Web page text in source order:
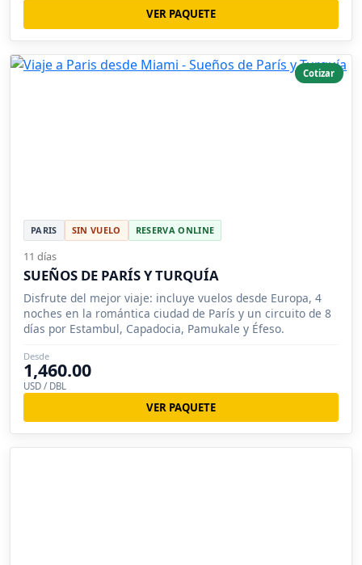
VER PAQUETE
Cotizar
PARIS SIN VUELO RESERVA ONLINE
11 días
SUEÑOS DE PARÍS Y TURQUÍA
Disfrute del mejor viaje: incluye vuelos desde Europa, 4
noches en la romántica ciudad de París y un circuito de 8
días por Estambul, Capadocia, Pamukale y Éfeso.
Desde
1,460.00
USD / DBL
VER PAQUETE